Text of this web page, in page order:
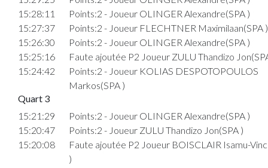
15:28:11
Points:2 - Joueur OLINGER Alexandre(SPA )
15:27:37
Points:2 - Joueur FLECHTNER Maximilaan(SPA )
15:26:30
Points:2 - Joueur OLINGER Alexandre(SPA )
15:25:16
Faute ajoutée P2 Joueur ZULU Thandizo
15:24:42
Points:2 - Joueur KOLIAS DESPOTOPOULOS
Markos(SPA )
Quart 3
15:21:29
Points:2 - Joueur OLINGER Alexandre(SPA )
15:20:47
Points:2 - Joueur ZULU Thandizo Jon(SPA )
15:20:08
Faute ajoutée P2 Joueur BOISCLAIR Isamu-
)